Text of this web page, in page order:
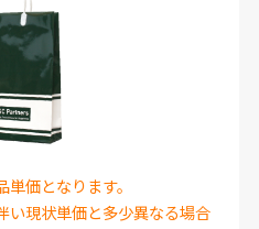
価となります。
い現状単価と多少異なる場合